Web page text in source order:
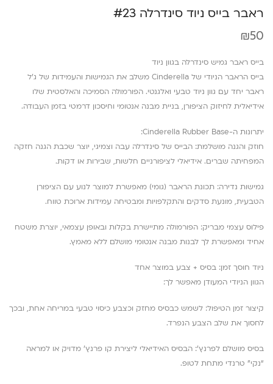
ראבר בייס ניוד סינדרלה #23
₪50
בייס ראבר גמיש סינדרלה בגוון ניוד
בייס הראבר הניודי של Cinderella משלב את הגמישות והעמידות של ג’ל
ראבר יחד עם גוון ניוד טבעי ואלגנטי. הפורמולה הסמיכה והאלסטית שלו
אידיאלית לחיזוק הציפורן, בניית מבנה אנטומי וחיסכון דרמטי בזמן העבודה.
יתרונות ה-Cinderella Rubber Base:
חוזק והגנה מושלמת: הבייס של סינדרלה עבה וצמיגי, יוצר שכבת הגנה חזקה
המפחיתה שברים. אידיאלי לציפורניים חלשות, שבירות או דקות.
גמישות נדירה: תכונת הראבר (גומי) מאפשרת למוצר לנוע עם הציפורן
הטבעית, מונעת סדקים והתקלפויות ומבטיחה עמידות ארוכת טווח.
פילוס עצמי מבריק: הפורמולה מתיישרת בקלות ובאופן עצמאי, יוצרת משטח
אחיד ומאפשרת לך לבנות מבנה אנטומי מושלם ללא מאמץ.
ניוד חוסך זמן: בסיס + צבע במוצר אחד
הגוון הניודי המעודן מאפשר לך:
קיצור זמן הטיפול: לשמש כבסיס מחזק וכצבע כיסוי טבעי במריחה אחת, ובכך
לחסוך את שלב הצבע הנפרד.
בסיס מושלם לפרנץ’: הבסיס האידיאלי ליצירת קו פרנץ’ מדויק או למראה
“נקי” טרנדי מתחת לטופ.